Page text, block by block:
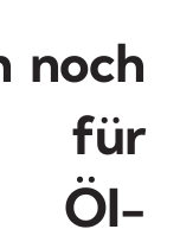
noch
für
Öl-